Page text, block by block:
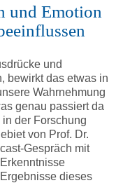
und Emotion
und
bewirkt das etwas in
Wahrnehmung
genau passiert da
der Forschung
von Prof. Dr.
Gespräch mit
dieses